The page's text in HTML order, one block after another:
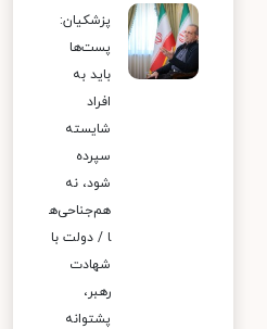
پزشکیان:
پست‌ها
باید به
افراد
شایسته
سپرده
شود، نه
هم‌جناحی‌ه
ا / دولت با
شهادت
رهبر،
پشتوانه